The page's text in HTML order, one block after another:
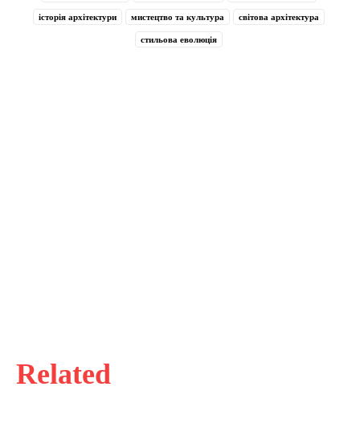
Related
історія архітектури мистецтво та культура світова архітектура
стильова еволюція